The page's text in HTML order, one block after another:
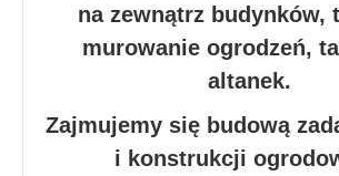
na zewnątrz budynków,
murowanie ogrodzeń,
altanek.
Zajmujemy się budową
i konstrukcji